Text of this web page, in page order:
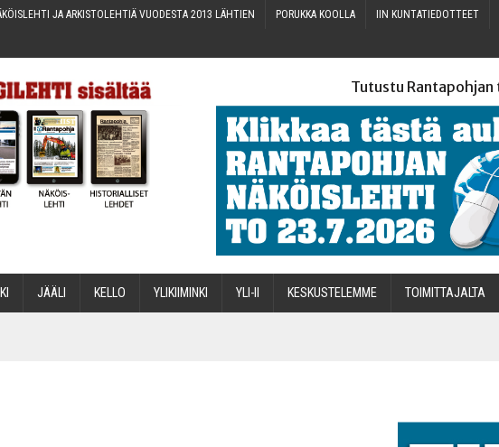
JA ARKIS­TO­LEH­TIÄ VUO­DES­TA 2013 LÄHTIEN PORUK­KA KOOLLA IIN KUN­TA­TIE­DOT­TEET
Tutustu
JÄÄ­LI KEL­LO YLI­KII­MIN­KI YLI-II KES­KUS­TE­LEM­ME TOI­MIT­TA­JAL­TA